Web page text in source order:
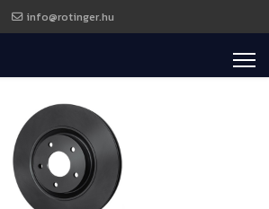
info@rotinger.hu